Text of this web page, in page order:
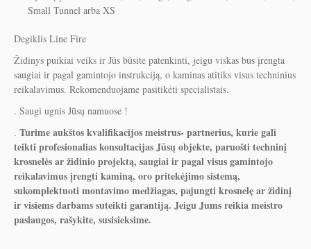
Small Tunnel arba XS
Degiklis Line Fire
Židinys puikiai veiks ir Jūs būsite patenkinti, jeigu viskas bus įrengta
saugiai ir pagal gamintojo instrukciją, o kaminas atitiks visus techninius
reikalavimus. Rekomenduojame pasitikėti specialistais.
. Saugi ugnis Jūsų namuose !
. Turime aukštos kvalifikacijos meistrus- partnerius, kurie gali
teikti profesionalias konsultacijas Jūsų objekte, paruošti techninį
krosnelės ar židinio projektą, saugiai ir pagal visus gamintojo
reikalavimus įrengti kaminą, oro pritekėjimo sistemą,
sukomplektuoti montavimo medžiagas, pajungti krosnelę ar židinį
ir visiems darbams suteikti garantiją. Jeigu Jums reikia meistro
paslaugos, rašykite, susisieksime.